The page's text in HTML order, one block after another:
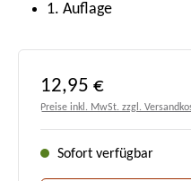
1. Auflage
Regulärer Preis:
12,95 €
Preise inkl. MwSt. zzgl.
Sofort verfügbar